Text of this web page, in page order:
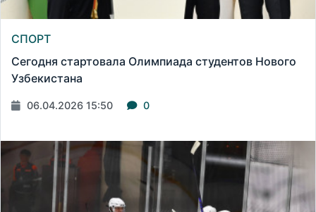
СПОРТ
Сегодня стартовала Олимпиада студентов Нового
Узбекистана
06.04.2026 15:50 0